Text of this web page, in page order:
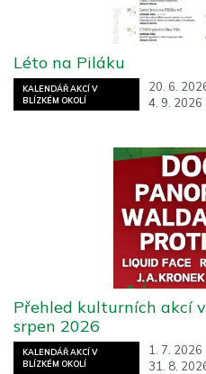
KALENDÁŘ AKCÍ V
BLÍZKÉM OKOLÍ
20. 6.
4. 9. 2026
Léto na Piláku
KALENDÁŘ AKCÍ V
BLÍZKÉM OKOLÍ
1. 7. 2026
31. 8.
Přehled kulturních akcí
srpen 2026